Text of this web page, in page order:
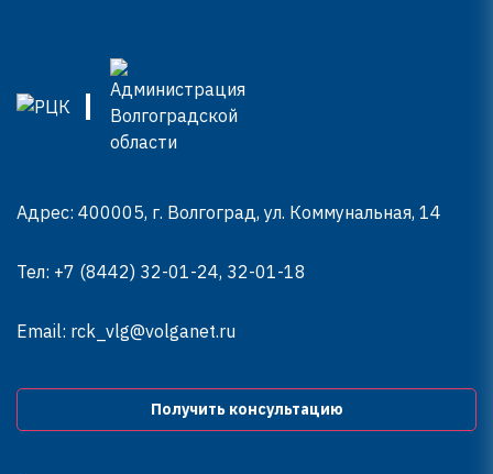
Адрес: 400005, г. Волгоград, ул. Коммунальная, 14
Тел: +7 (8442) 32-01-24, 32-01-18
Email: rck_vlg@volganet.ru
Получить консультацию